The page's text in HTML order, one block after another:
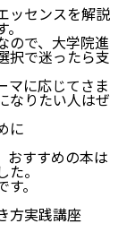
ッセンスを解説
ので、大学院進
択で迷ったら支
マに応じてさま
なりたい人はぜ
に
おすすめの本は
。
。
方実践講座